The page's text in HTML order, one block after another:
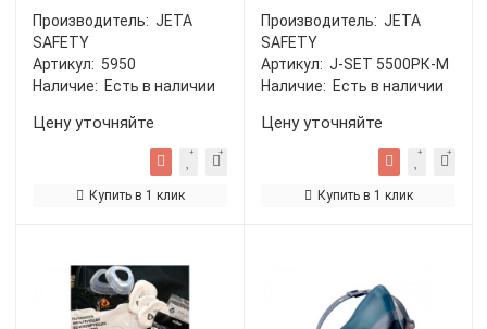
Производитель: JETA
SAFETY
Артикул: 5950
Наличие: Есть в наличии
Цену уточняйте
Купить в 1 клик
Производитель: JETA
SAFETY
Артикул: J-SET 5500PК-M
Наличие: Есть в наличии
Цену уточняйте
Купить в 1 клик